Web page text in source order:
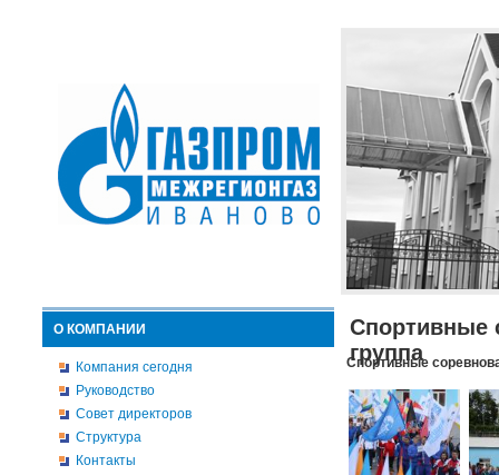
О КОМПАНИИ
Компания сегодня
Руководство
Совет директоров
Структура
Контакты
Спортивные
группа
Спортивные